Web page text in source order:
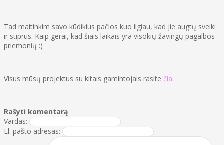
Tad maitinkim savo kūdikius pačios kuo ilgiau, kad jie augtų sveiki
ir stiprūs. Kaip gerai, kad šiais laikais yra visokių žavingų pagalbos
priemonių :)
Visus mūsų projektus su kitais gamintojais rasite čia.
Rašyti komentarą
Vardas:
El. pašto adresas: